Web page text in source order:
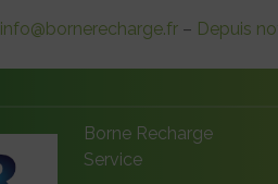
info@bornerecharge.fr – Depuis
Borne Recharge
Service